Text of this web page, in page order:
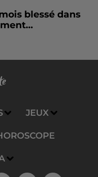
blessé dans
JEUX